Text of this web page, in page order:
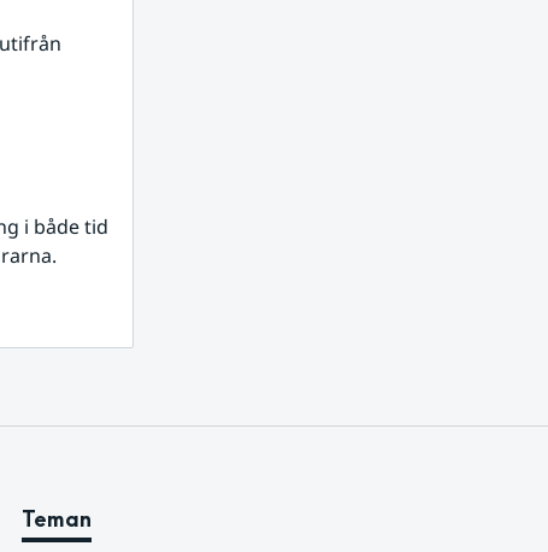
i både tid
Teman